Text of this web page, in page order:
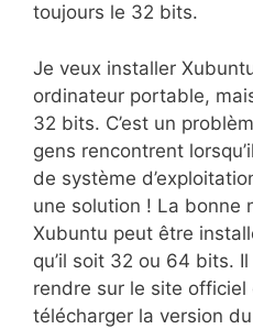
toujours le 32 bits.
Je veux installer
ordinateur portable,
32 bits. C’est un
gens rencontrent
de système
une solution ! La bonne
Xubuntu peut être
qu’il soit 32 ou 64 bits.
rendre sur le site
télécharger la version